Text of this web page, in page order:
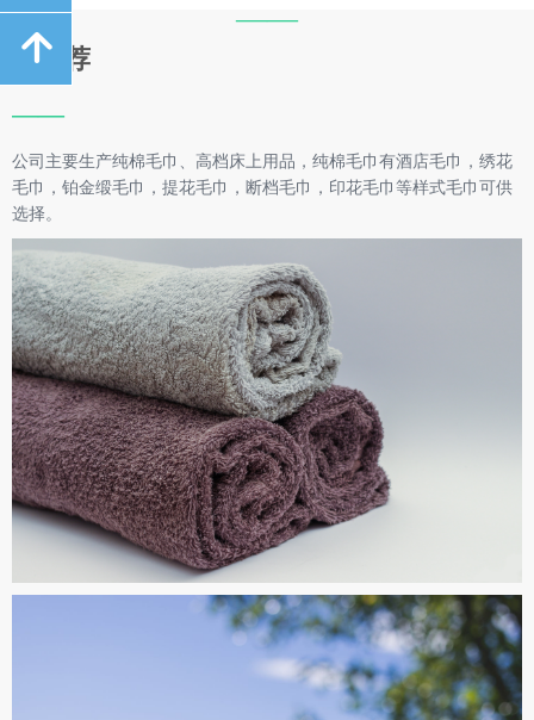
新推荐
——
公司主要生产纯棉毛巾、高档床上用品，纯棉毛巾有酒店毛巾，绣花
毛巾，铂金缎毛巾，提花毛巾，断档毛巾，印花毛巾等样式毛巾可供
选择。
——
녕